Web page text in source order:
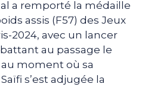
a remporté la médaille
assis (F57) des Jeux
2024, avec un lancer
au passage le
moment où sa
s’est adjugée la